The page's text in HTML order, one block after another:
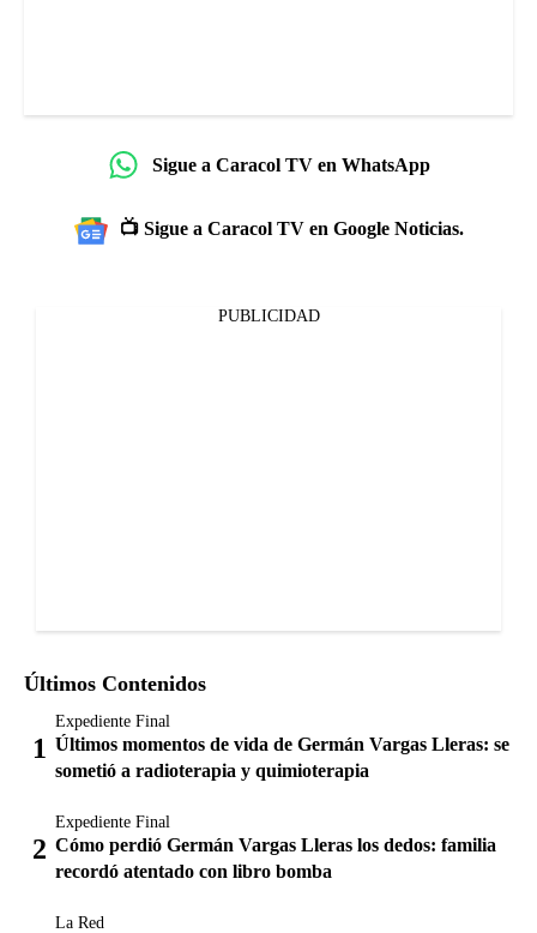
Sigue a Caracol TV en WhatsApp
📺 Sigue a Caracol TV en Google Noticias.
PUBLICIDAD
Últimos Contenidos
Expediente Final
Últimos momentos de vida de Germán Vargas Lleras: se
sometió a radioterapia y quimioterapia
Expediente Final
Cómo perdió Germán Vargas Lleras los dedos: familia
recordó atentado con libro bomba
La Red